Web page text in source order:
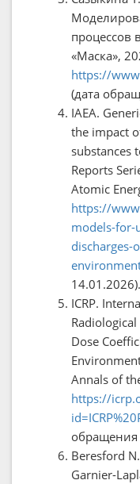
«Маска»,
https://
(дата
IAEA.
the impact
substances
Reports
Atomic
https://
models-for-
discharges-
14.01.2026).
ICRP.
Dose
Annals of
https://
обращения
Beresford
Garnier-